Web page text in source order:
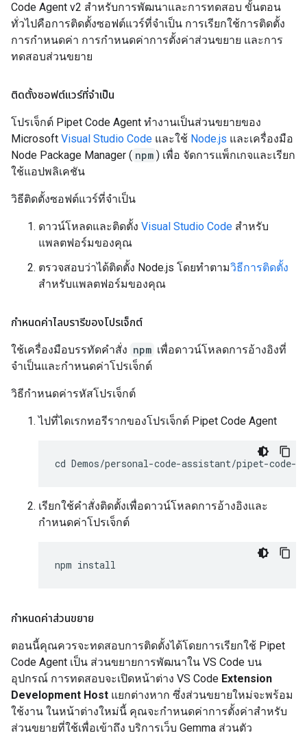
Code Agent v2 สำหรับการพัฒนาและการทดสอบ ขั้นตอน
ทั่วไปคือการติดตั้งซอฟต์แวร์ที่จำเป็น การเรียกใช้การติดตั้ง
การกำหนดค่า การกำหนดค่าการตั้งค่าส่วนขยาย และการ
ทดสอบส่วนขยาย
ติดตั้งซอฟต์แวร์ที่จำเป็น
โปรเจ็กต์ Pipet Code Agent ทำงานเป็นส่วนขยายของ
Microsoft Visual Studio Code และใช้ Node.js และเครื่องมือ
Node Package Manager ( npm ) เพื่อ จัดการแพ็กเกจและเรียก
ใช้แอปพลิเคชัน
วิธีติดตั้งซอฟต์แวร์ที่จำเป็น
ดาวน์โหลดและติดตั้ง Visual Studio Code สำหรับ
แพลตฟอร์มของคุณ
ตรวจสอบว่าได้ติดตั้ง Node.js โดยทำตามวิธีการติดตั้ง
สำหรับแพลตฟอร์มของคุณ
กำหนดค่าไลบรารีของโปรเจ็กต์
ใช้เครื่องมือบรรทัดคำสั่ง npm เพื่อดาวน์โหลดการอ้างอิงที่
จำเป็นและกำหนดค่าโปรเจ็กต์
วิธีกำหนดค่ารหัสโปรเจ็กต์
ไปที่ไดเรกทอรีรากของโปรเจ็กต์ Pipet Code Agent
เรียกใช้คำสั่งติดตั้งเพื่อดาวน์โหลดการอ้างอิงและ
กำหนดค่าโปรเจ็กต์
กำหนดค่าส่วนขยาย
ตอนนี้คุณควรจะทดสอบการติดตั้งได้โดยการเรียกใช้ Pipet
Code Agent เป็น ส่วนขยายการพัฒนาใน VS Code บน
อุปกรณ์ การทดสอบจะเปิดหน้าต่าง VS Code Extension
Development Host แยกต่างหาก ซึ่งส่วนขยายใหม่จะพร้อม
ใช้งาน ในหน้าต่างใหม่นี้ คุณจะกำหนดค่าการตั้งค่าสำหรับ
ส่วนขยายที่ใช้เพื่อเข้าถึง บริการเว็บ Gemma ส่วนตัว